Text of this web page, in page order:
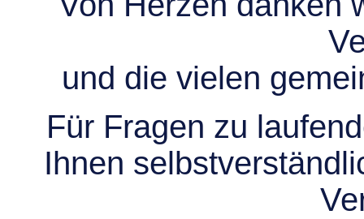
und die vielen
Für Fragen zu
Ihnen